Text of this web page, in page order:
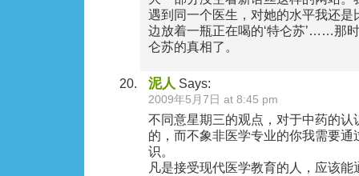
遇到同一个医生，对她的水平我还是
边放着一瓶正在喝的‘特仑苏’……那
仑苏的真相了。
泥人 Says:
2009年5月7日 at 8:45 pm
不同意星期三的观点，对于中药的认
的，而不象非医学专业的你我需要通
识。
凡是接受现代医学教育的人，应该